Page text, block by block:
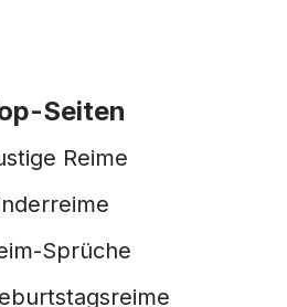
Seiten
Reime
Sprüche